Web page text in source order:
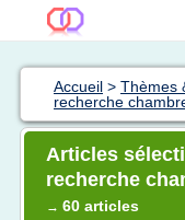
Accueil > Thèmes
recherche
Articles
recherche
→ 60 articles